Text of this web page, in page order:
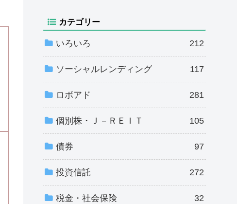
カテゴリー
いろいろ 212
ソーシャルレンディング 117
ロボアド 281
個別株・Ｊ－ＲＥＩＴ 105
債券 97
投資信託 272
税金・社会保険 32